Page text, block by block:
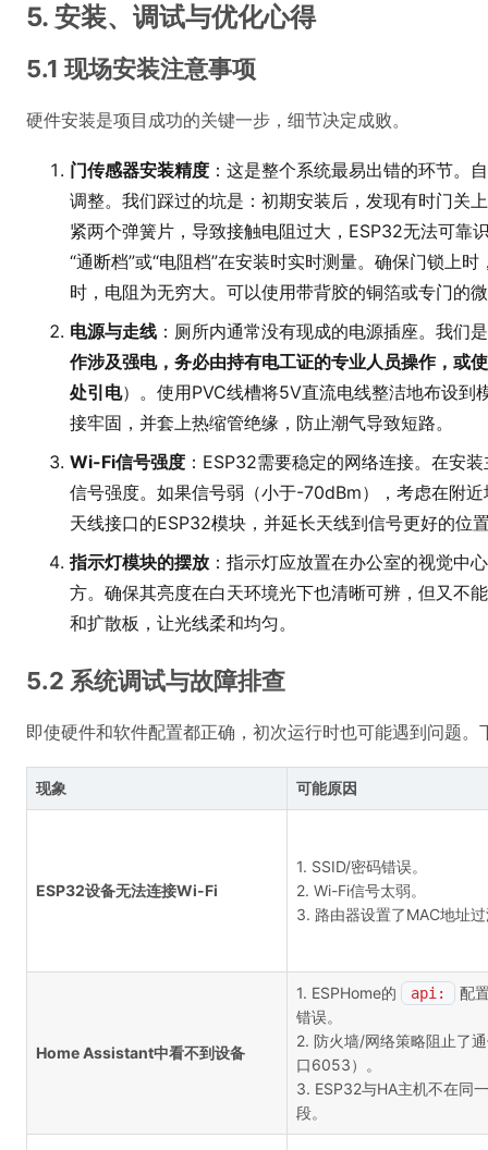
5. 安装、调试与优化心得
5.1 现场安装注意事项
硬件安装是项目成功的关键一步，细节决定成败。
门传感器安装精度 ：这是整个系统最易出错的环节。
调整。我们踩过的坑是：初期安装后，发现有时门关
紧两个弹簧片，导致接触电阻过大，ESP32无法可靠
“通断档”或“电阻档”在安装时实时测量。确保门锁上
时，电阻为无穷大。可以使用带背胶的铜箔或专门的
电源与走线 ：厕所内通常没有现成的电源插座。我们
作涉及强电，务必由持有电工证的专业人员操作，或
处引电）。使用PVC线槽将5V直流电线整洁地布设到
接牢固，并套上热缩管绝缘，防止潮气导致短路。
Wi-Fi信号强度 ：ESP32需要稳定的网络连接。在安
信号强度。如果信号弱（小于-70dBm），考虑在附
天线接口的ESP32模块，并延长天线到信号更好的位
指示灯模块的摆放 ：指示灯应放置在办公室的视觉中
方。确保其亮度在白天环境光下也清晰可辨，但又不
和扩散板，让光线柔和均匀。
5.2 系统调试与故障排查
即使硬件和软件配置都正确，初次运行时也可能遇到问题
现象 可能原因
ESP32设备无法连接Wi-Fi
1. SSID/密码错误。
2. Wi-Fi信号太弱。
3. 路由器设置了MAC地址
Home Assistant中看不到设备
1. ESPHome的 api:
配
错误。
2. 防火墙/网络策略阻止了
口6053）。
3. ESP32与HA主机不在同
段。